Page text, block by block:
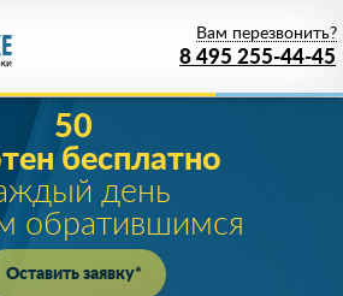
8 495 255-44-45
Вам перезвонить?
рубль
потолок!
до 09 августа 2026 года